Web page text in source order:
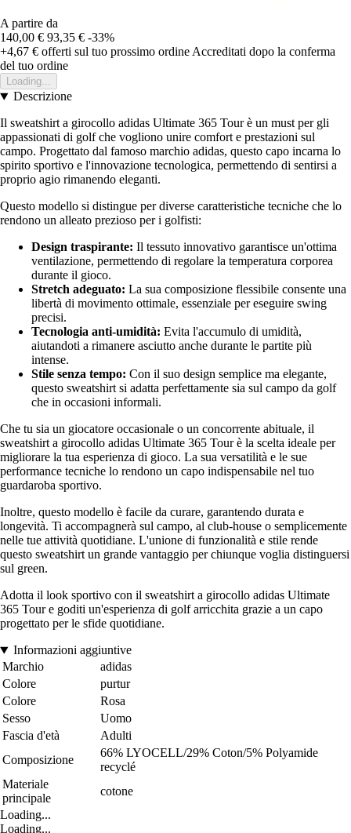
A partire da
140,00 € 93,35 € -33%
+4,67 € offerti sul tuo prossimo ordineAccreditati dopo la conferma
del tuo ordine
Loading...
Descrizione
Il sweatshirt a girocollo adidas Ultimate 365 Tour è un must per gli
appassionati di golf che vogliono unire comfort e prestazioni sul
campo. Progettato dal famoso marchio adidas, questo capo incarna lo
spirito sportivo e l'innovazione tecnologica, permettendo di sentirsi a
proprio agio rimanendo eleganti.
Questo modello si distingue per diverse caratteristiche tecniche che lo
rendono un alleato prezioso per i golfisti:
Design traspirante: Il tessuto innovativo garantisce un'ottima
ventilazione, permettendo di regolare la temperatura corporea
durante il gioco.
Stretch adeguato: La sua composizione flessibile consente una
libertà di movimento ottimale, essenziale per eseguire swing
precisi.
Tecnologia anti-umidità: Evita l'accumulo di umidità,
aiutandoti a rimanere asciutto anche durante le partite più
intense.
Stile senza tempo: Con il suo design semplice ma elegante,
questo sweatshirt si adatta perfettamente sia sul campo da golf
che in occasioni informali.
Che tu sia un giocatore occasionale o un concorrente abituale, il
sweatshirt a girocollo adidas Ultimate 365 Tour è la scelta ideale per
migliorare la tua esperienza di gioco. La sua versatilità e le sue
performance tecniche lo rendono un capo indispensabile nel tuo
guardaroba sportivo.
Inoltre, questo modello è facile da curare, garantendo durata e
longevità. Ti accompagnerà sul campo, al club-house o semplicemente
nelle tue attività quotidiane. L'unione di funzionalità e stile rende
questo sweatshirt un grande vantaggio per chiunque voglia distinguersi
sul green.
Adotta il look sportivo con il sweatshirt a girocollo adidas Ultimate
365 Tour e goditi un'esperienza di golf arricchita grazie a un capo
progettato per le sfide quotidiane.
Informazioni aggiuntive
Marchio
adidas
Colore
purtur
Colore
Rosa
Sesso
Uomo
Fascia d'età
Adulti
Composizione
66% LYOCELL/29% Coton/5% Polyamide
recyclé
Materiale
principale
cotone
Loading...
Loading...